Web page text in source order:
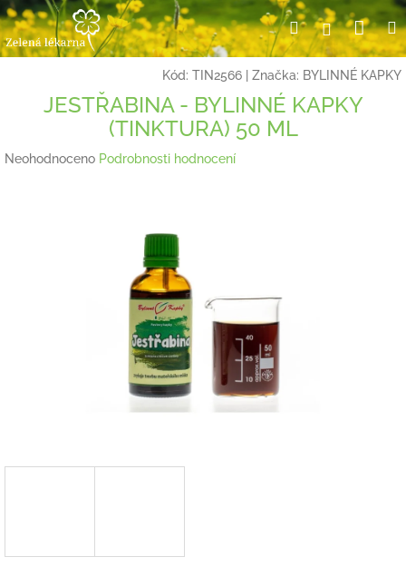
Přejít
na
obsah
HledatPřihlášení
Kód: TIN2566 Značka: BYLINNÉ KAPKY
JESTŘABINA - BYLINNÉ KAPKY
(TINKTURA) 50 ML
Průměrné
Neohodnoceno Podrobnosti hodnocení